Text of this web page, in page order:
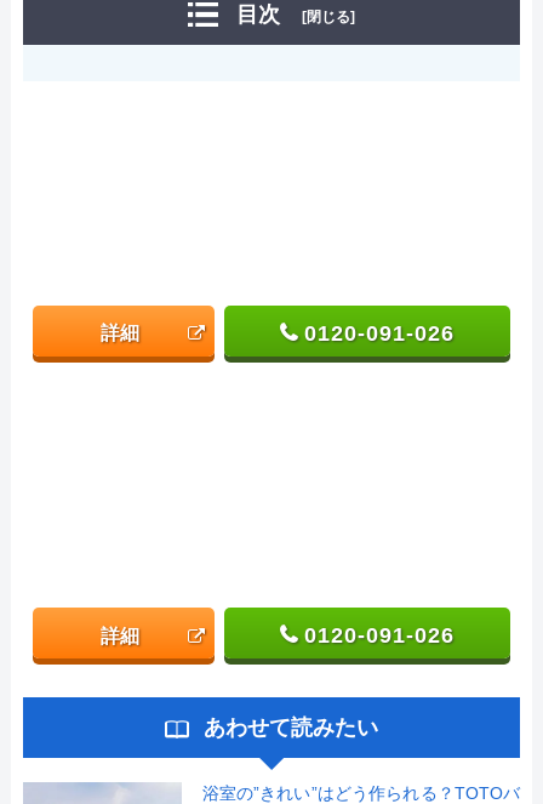
目次 [閉じる]
詳細 0120-091-026
詳細 0120-091-026
あわせて読みたい
浴室の”きれい”はどう作られる？TOTOバ